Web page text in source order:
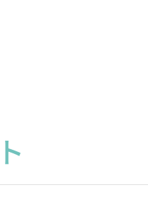
ロン
ロン
ス
ド
ラ
熱
ガ
メ
バ
形
リュ
ナー